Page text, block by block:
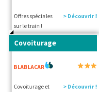
Offres spéciales
sur le train !
> Découvrir !
Covoiturage
BLABLACAR
Covoiturage et
> Découvrir !